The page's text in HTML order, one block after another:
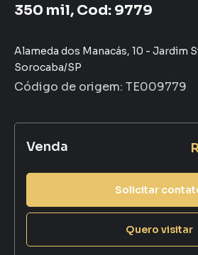
350 mil, Cod: 9779
Alameda dos Manacás, 10 - Jardim
Sorocaba/SP
Código de origem: TE009779
Venda
Solicitar
Quero visitar